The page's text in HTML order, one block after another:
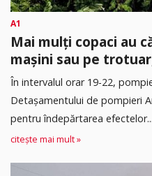
A1
Mai mulți copaci au
mașini sau pe
În intervalul orar 19-22,
Detașamentului de pompieri
pentru îndepărtarea efectelor...
citește mai mult »